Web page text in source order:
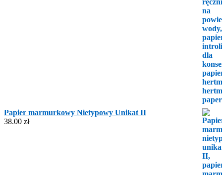
Papier marmurkowy Nietypowy Unikat II
38.00 zł